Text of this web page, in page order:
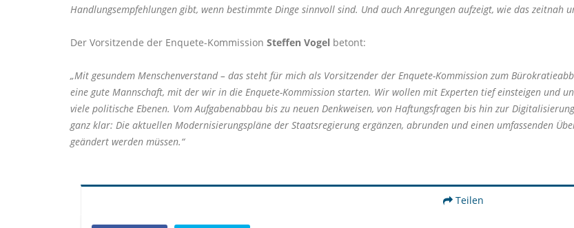
Handlungsempfehlungen gibt, wenn bestimmte Dinge sinnvoll sind. Und auch Anregungen aufzeigt, wie das zeitnah
Der Vorsitzende der Enquete-Kommission Steffen Vogel betont:
Mit gesundem Menschenverstand – das steht für mich als Vorsitzender der Enquete-Kommission zum
eine gute Mannschaft, mit der wir in die Enquete-Kommission starten. Wir wollen mit Experten tief einsteigen und
viele politische Ebenen. Vom Aufgabenabbau bis zu neuen Denkweisen, von Haftungsfragen bis hin zur
ganz klar: Die aktuellen Modernisierungspläne der Staatsregierung ergänzen, abrunden und einen umfassenden
geändert werden müssen.“
Teilen